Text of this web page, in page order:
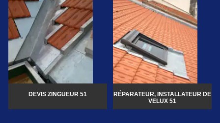
DEVIS ZINGUEUR 51
RÉPARATEUR, INSTALLATEUR DE
VELUX 51